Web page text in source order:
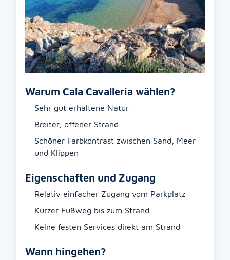
Warum Cala Cavalleria wählen?
Sehr gut erhaltene Natur
Breiter, offener Strand
Schöner Farbkontrast zwischen Sand, Meer
und Klippen
Eigenschaften und Zugang
Relativ einfacher Zugang vom Parkplatz
Kurzer Fußweg bis zum Strand
Keine festen Services direkt am Strand
Wann hingehen?